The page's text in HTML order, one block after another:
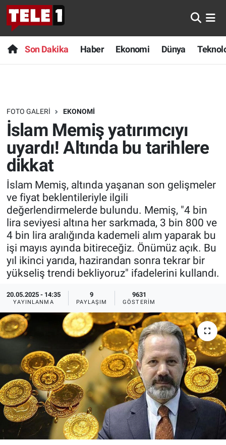
Son Dakika Haber Ekonomi Dünya
FOTO GALERI EKONOMI
İslam Memiş yatırımcıyı
uyardı! Altında bu tarihlere
dikkat
İslam Memiş, altında yaşanan son gelişmeler
ve fiyat beklentileriyle ilgili
değerlendirmelerde bulundu. Memiş, "4 bin
lira seviyesi altına her sarkmada, 3 bin 800 ve
4 bin lira aralığında kademeli alım yaparak bu
işi mayıs ayında bitireceğiz. Önümüz açık. Bu
yıl ikinci yarıda, hazirandan sonra tekrar bir
yükseliş trendi bekliyoruz" ifadelerini kullandı.
20.05.2025 - 14:35
YAYINLANMA
9
PAYLAŞIM
9631
GÖSTERIM
Anında Manşet
Başka Sohbetler
Bilim turu
Bilim ve Teknoloji Evreni
Doğa Konuşuyor
Dünya
Ege Saati
Ege'den Esintiler
Eğitim
Eğlence
Ekonomi
Forum
Gerçeğin İzinde
Gün Başlıyor
Gün Bitiyor
Son Dakika
Haber
Dünya
Teknoloji
Sağlık
Spor
Yayın Akışı
İletişim
Nöbetçi Eczaneler
Hava Durumu
Trafik Durumu
Süper Lig Puan Durumu ve Fikstür
Tüm Manşetler
Son Dakika Haberleri
Haber Arşivi